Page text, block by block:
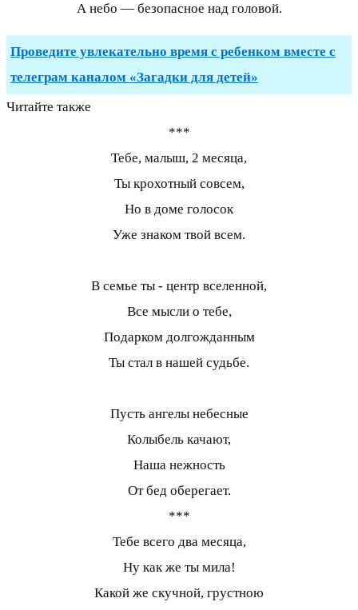
А небо — безопасное над головой.
Проведите увлекательно время с ребенком вместе с
телеграм каналом «Загадки для детей»
Читайте также
***
Тебе, малыш, 2 месяца,
Ты крохотный совсем,
Но в доме голосок
Уже знаком твой всем.
В семье ты - центр вселенной,
Все мысли о тебе,
Подарком долгожданным
Ты стал в нашей судьбе.
Пусть ангелы небесные
Колыбель качают,
Наша нежность
От бед оберегает.
***
Тебе всего два месяца,
Ну как же ты мила!
Какой же скучной, грустною